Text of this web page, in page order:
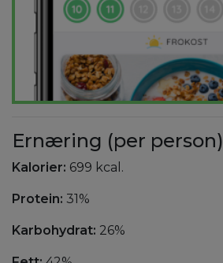
Ernæring (per person)
Kalorier: 699 kcal.
Protein: 31%
Karbohydrat: 26%